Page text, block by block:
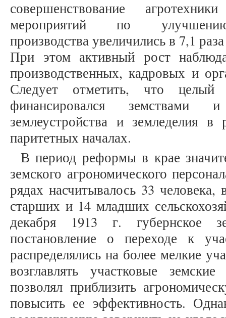
совершенствование
мероприятий по улучшению
производства увеличились в 7,1
При этом активный рост
производственных, кадровых и
Следует отметить, что целый
финансировался земствами
землеустройства и земледелия
паритетных началах.
В период реформы в крае
земского агрономического
рядах насчитывалось 33
старших и 14 младших
декабря 1913 г. губернское
постановление о переходе к
распределялись на более мелкие
возглавлять участковые
позволял приблизить
повысить ее эффективность.